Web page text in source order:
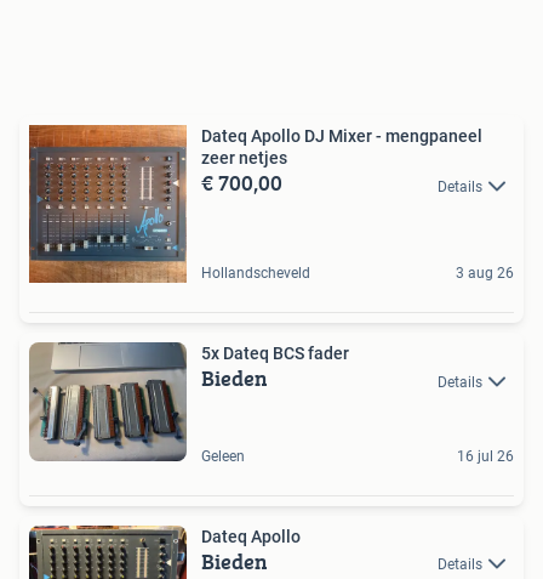
Dateq Apollo DJ Mixer - mengpaneel
zeer netjes
€ 700,00 Details
Hollandscheveld 3 aug 26
5x Dateq BCS fader
Bieden Details
Geleen 16 jul 26
Dateq Apollo
Bieden Details